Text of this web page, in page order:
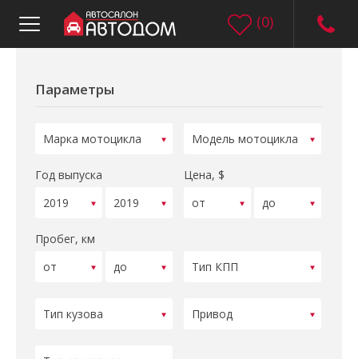
(0)
Параметры
Год выпуска Цена, $
Пробег, км